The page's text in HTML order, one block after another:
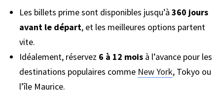
Les billets prime sont disponibles jusqu’à 360 jours
avant le départ, et les meilleures options partent
vite.
Idéalement, réservez 6 à 12 mois à l’avance pour les
destinations populaires comme New York, Tokyo ou
l’île Maurice.